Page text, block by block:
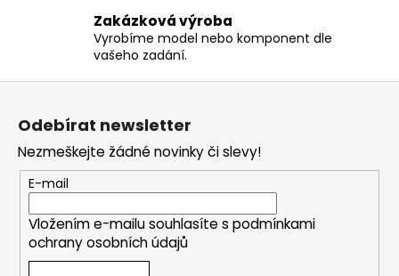
Zakázková výroba
Vyrobíme model nebo komponent dle
vašeho zadání.
Odebírat newsletter
Nezmeškejte žádné novinky či slevy!
E-mail
Vložením e-mailu souhlasíte s podmínkami
ochrany osobních údajů